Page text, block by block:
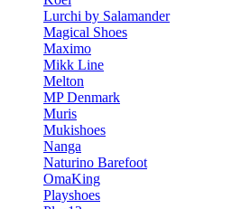
Lurchi by Salamander
Magical Shoes
Maximo
Mikk Line
Melton
MP Denmark
Muris
Mukishoes
Nanga
Naturino Barefoot
OmaKing
Playshoes